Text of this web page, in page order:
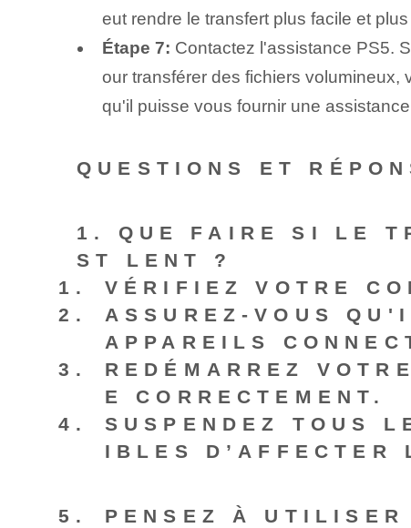
eut rendre le transfert plus facile et
Étape 7: Contactez l'assistance PS5.
our transférer des fichiers volumineux,
qu'il puisse vous fournir une
QUESTIONS ET
1. QUE FAIRE SI LE
ST LENT ?
VÉRIFIEZ VOTRE
ASSUREZ-VOUS
APPAREILS
REDÉMARREZ
E CORRECTEMENT.
SUSPENDEZ TOUS
IBLES D’AFFECTER
PENSEZ À